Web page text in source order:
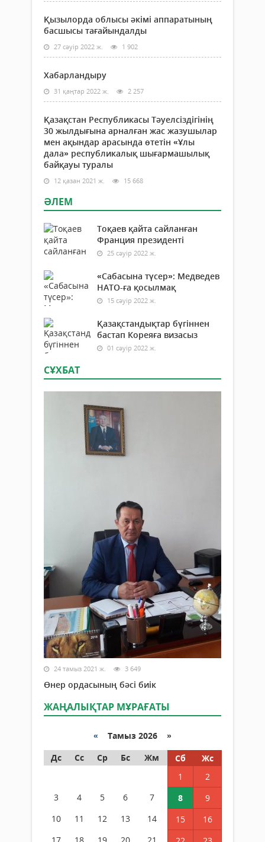
Қызылорда облысы әкімі аппаратының
басшысы тағайындалды
27 сәуір 2022 ж. 1 902
Хабарландыру
31 қаңтар 2022 ж. 2 257
Қазақстан Республикасы Тәуелсіздігінің
30 жылдығына арналған жас жазушылар
мен ақындар арасында өтетін «Ұлы
дала» республикалық шығармашылық
байқауы туралы
12 қазан 2021 ж. 15 668
ӘЛЕМ
Тоқаев қайта сайланған
Франция президенті
25 сәуір 2022 ж.
«Сабасына түсер»: Медведев
НАТО-ға қосылмақ
15 сәуір 2022 ж.
Қазақстандықтар бүгіннен
бастап Кореяға визасыз
01 сәуір 2022 ж.
СҰХБАТ
24 тамыз 2021 ж. 3 649
Өнер ордасының бәсі биік
ЖАҢАЛЫҚТАР МҰРАҒАТЫ
« Тамыз 2026 »
Дс
Сс Ср Бс Жм Сб
Жс
1
2
3
4 5 6 7 8
9
10
11 12 13 14 15
16
17
18 19 20 21